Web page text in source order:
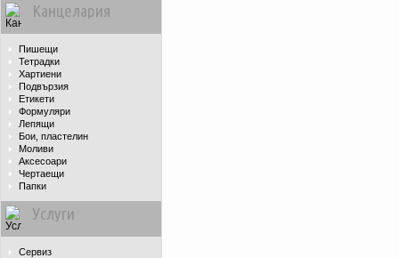
Канцелария
Пишещи
Тетрадки
Хартиени
Подвързия
Етикети
Формуляри
Лепящи
Бои, пластелин
Моливи
Аксесоари
Чертаещи
Папки
Услуги
Сервиз